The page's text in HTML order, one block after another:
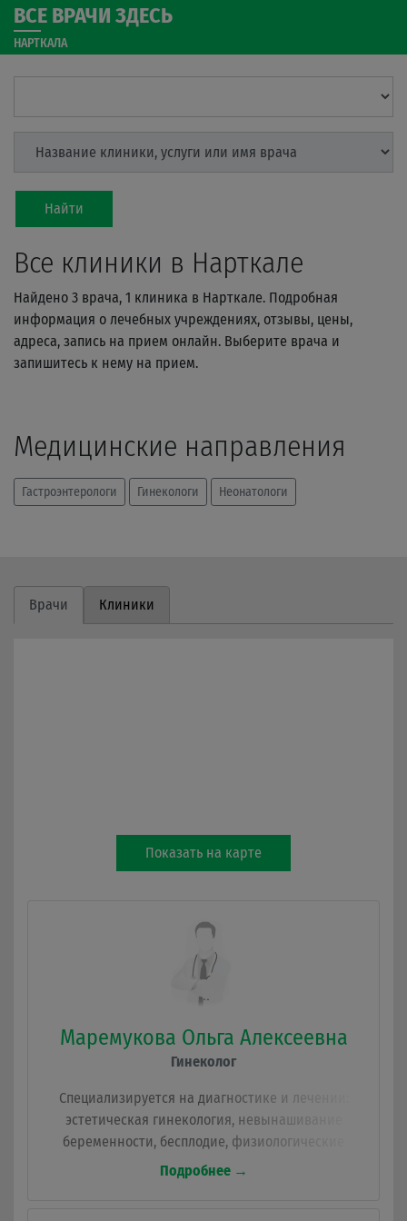
ВСЕ ВРАЧИ ЗДЕСЬ
НАРТКАЛА
Найти
Все клиники в Нарткале
Найдено 3 врача, 1 клиника в Нарткале. Подробная
информация о лечебных учреждениях, отзывы, цены,
адреса, запись на прием онлайн. Выберите врача и
запишитесь к нему на прием.
Медицинские направления
Гастроэнтерологи Гинекологи Неонатологи
Врачи Клиники
Маремукова Ольга Алексеевна
Гинеколог
Специализируется на диагностике и лечении:
эстетическая гинекология, невынашивание
беременности, бесплодие, физиологические
роды, заместительная гормональная терапия,
нитевой лифтинг, омоложение влагалища,
Подробнее →
Показать на карте